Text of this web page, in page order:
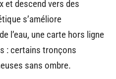
et descend vers des
s’améliore
l’eau, une carte hors ligne
: certains tronçons
sans ombre.